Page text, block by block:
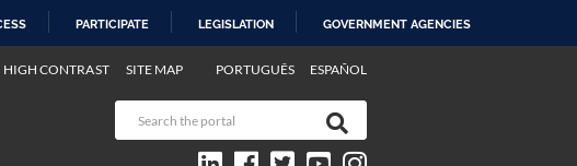
PARTICIPATE LEGISLATION GOVERNMENT AGENCIES
PORTUGUÊS ESPAÑOL
HIGH CONTRAST SITE MAP